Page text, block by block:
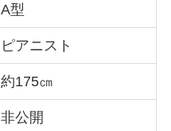
A型
ピアニスト
約175㎝
非公開